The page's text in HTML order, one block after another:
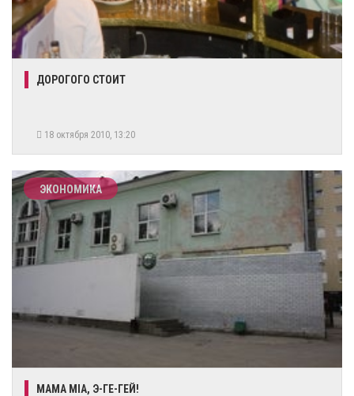
ДОРОГОГО СТОИТ
18 октября 2010, 13:20
ЭКОНОМИКА
MAMA MIA, Э-ГЕ-ГЕЙ!